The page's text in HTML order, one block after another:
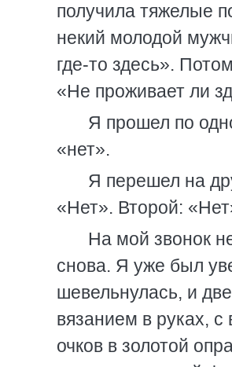
получила тяжелые
некий молодой
где-то здесь».
«Не проживает ли
Я прошел по
«нет».
Я перешел на
«Нет». Второй:
На мой звонок
снова. Я уже был
шевельнулась, и
вязанием в руках,
очков в золотой